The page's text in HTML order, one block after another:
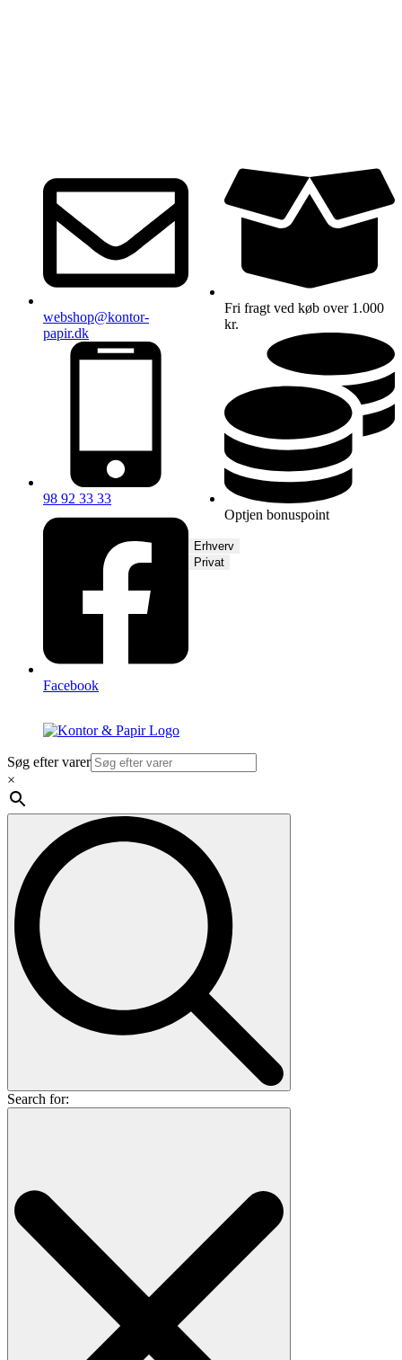
webshop@kontor-
papir.dk
98 92 33 33
Facebook
Fri fragt ved køb over 1.000
kr.
Optjen bonuspoint
Erhverv
Privat
Søg efter varer
×
Search for: